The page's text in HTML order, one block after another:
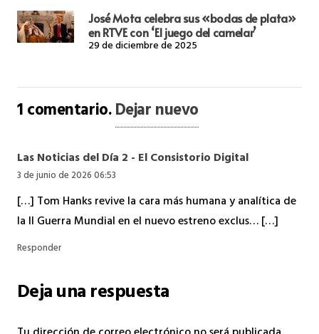
José Mota celebra sus «bodas de plata»
en RTVE con ‘El juego del camelar’
29 de diciembre de 2025
1comentario.Dejar nuevo
Las Noticias del Día 2 - El Consistorio Digital
3 de junio de 2026 06:53
[…] Tom Hanks revive la cara más humana y analítica de
la II Guerra Mundial en el nuevo estreno exclus… […]
Responder
Deja una respuesta